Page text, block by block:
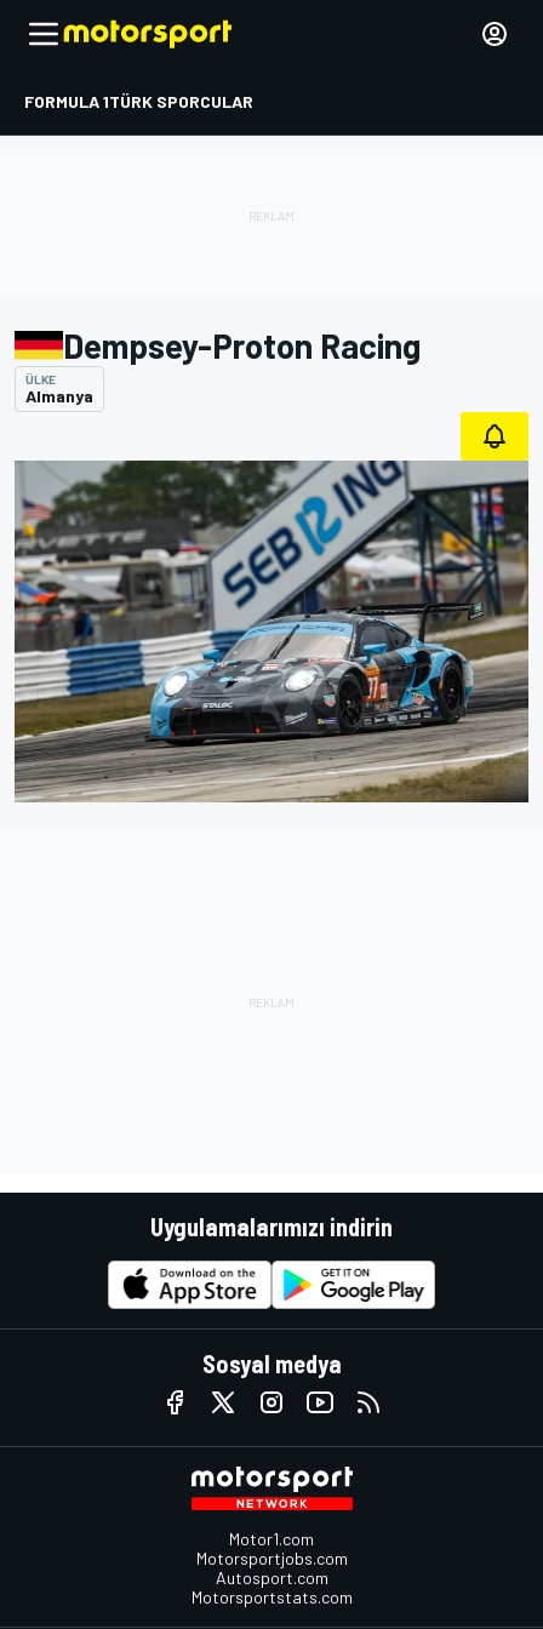
FORMULA 1TÜRK SPORCULAR
Dempsey-Proton Racing
ÜLKE
Almanya
Uygulamalarımızı indirin
Sosyal medya
Motor1.com
Motorsportjobs.com
Autosport.com
Motorsportstats.com